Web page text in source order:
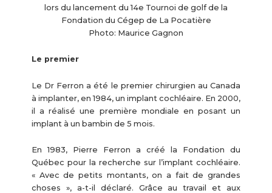
lors du lancement du 14e Tournoi de golf de la
Fondation du Cégep de La Pocatière
Photo: Maurice Gagnon
Le premier
Le Dr Ferron a été le premier chirurgien au Canada
à implanter, en 1984, un implant cochléaire. En 2000,
il a réalisé une première mondiale en posant un
implant à un bambin de 5 mois.
En 1983, Pierre Ferron a créé la Fondation du
Québec pour la recherche sur l’implant cochléaire.
« Avec de petits montants, on a fait de grandes
choses », a-t-il déclaré. Grâce au travail et aux